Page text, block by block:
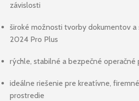
závislosti
široké možnosti tvorby dokumentov
2024 Pro Plus
rýchle, stabilné a bezpečné operačné
ideálne riešenie pre kreatívne,
prostredie